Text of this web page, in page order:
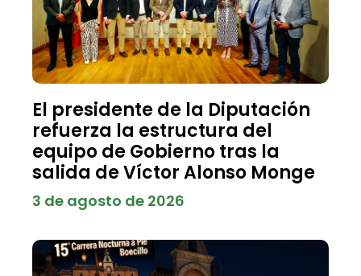
El presidente de la Diputación
refuerza la estructura del
equipo de Gobierno tras la
salida de Víctor Alonso Monge
3 de agosto de 2026